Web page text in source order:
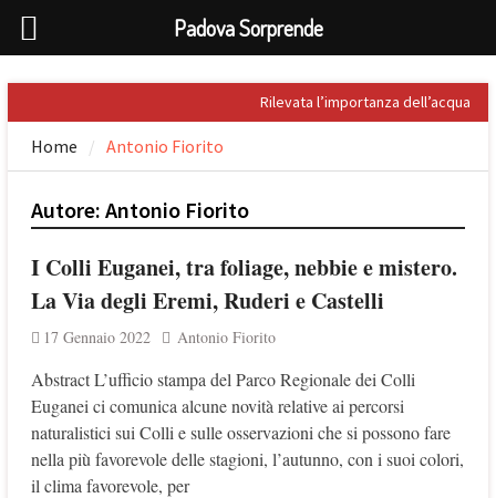
to
content
Rilevata l’importanza dell’acqua
nel Palladio
Caffè
che celebrarono Torreglia (PD)
First Folio di Shakespeare
Home Antonio Fiorito
Autore:Antonio Fiorito
I Colli Euganei, tra foliage, nebbie e mistero.
La Via degli Eremi, Ruderi e Castelli
17 Gennaio 2022 Antonio Fiorito
Abstract L’ufficio stampa del Parco Regionale dei Colli
Euganei ci comunica alcune novità relative ai percorsi
naturalistici sui Colli e sulle osservazioni che si possono fare
nella più favorevole delle stagioni, l’autunno, con i suoi colori,
il clima favorevole, per
Padova Sorprende